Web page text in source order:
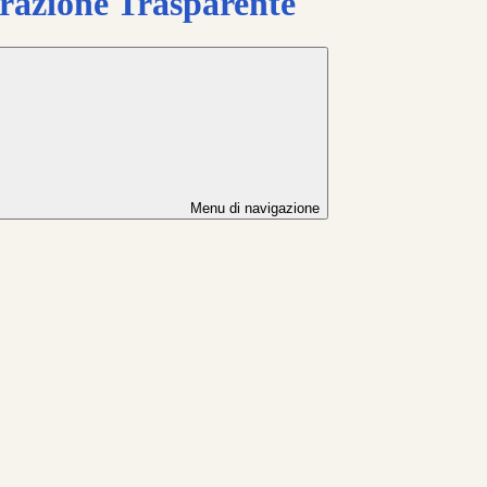
Menu di navigazione